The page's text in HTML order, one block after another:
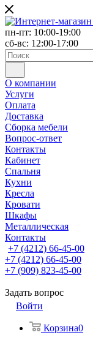
пн-пт: 10:00-19:00
сб-вс: 12:00-17:00
О компании
Услуги
Оплата
Доставка
Сборка мебели
Вопрос-ответ
Контакты
Кабинет
Спальня
Кухни
Кресла
Кровати
Шкафы
Металлическая
Контакты
+7 (4212) 66-45-00
+7 (4212) 66-45-00
+7 (909) 823-45-00
Задать вопрос
Войти
Корзина0